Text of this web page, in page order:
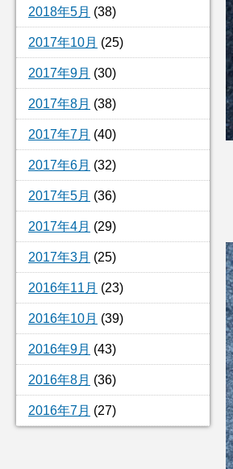
2018年5月 (38)
2017年10月 (25)
2017年9月 (30)
2017年8月 (38)
2017年7月 (40)
2017年6月 (32)
2017年5月 (36)
2017年4月 (29)
2017年3月 (25)
2016年11月 (23)
2016年10月 (39)
2016年9月 (43)
2016年8月 (36)
2016年7月 (27)